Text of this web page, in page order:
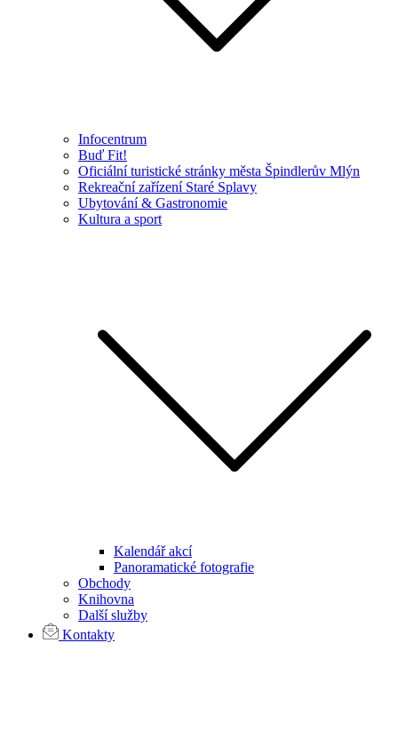
Infocentrum
Buď Fit!
Oficiální turistické stránky města Špindlerův Mlýn
Rekreační zařízení Staré Splavy
Ubytování & Gastronomie
Kultura a sport
Kalendář akcí
Panoramatické fotografie
Obchody
Knihovna
Další služby
Kontakty